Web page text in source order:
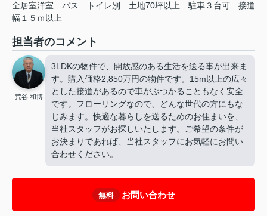
全居室洋室 バス トイレ別 土地70坪以上 駐車３台可
接道
幅１５ｍ以上
担当者のコメント
荒谷 和博
3LDKの物件で、開放感のある生活を送る事が出来ま
す。購入価格2,850万円の物件です。15m以上の広々
とした接道があるので車がぶつかることもなく安全
です。フローリングなので、どんな世代の方にもな
じみます。快適な暮らしを送るためのお住まいを、
当社スタッフがお探しいたします。ご希望の条件が
お決まりであれば、当社スタッフにお気軽にお問い
合わせください。
無料 お問い合わせ